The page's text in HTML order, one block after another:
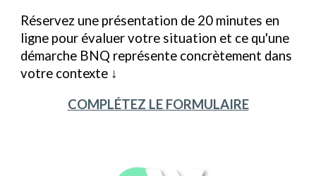
Réservez une présentation de 20 minutes en
ligne pour évaluer votre situation et ce qu'une
démarche BNQ représente concrètement dans
votre contexte ↓
COMPLÉTEZ LE FORMULAIRE